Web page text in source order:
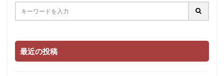
最近の投稿